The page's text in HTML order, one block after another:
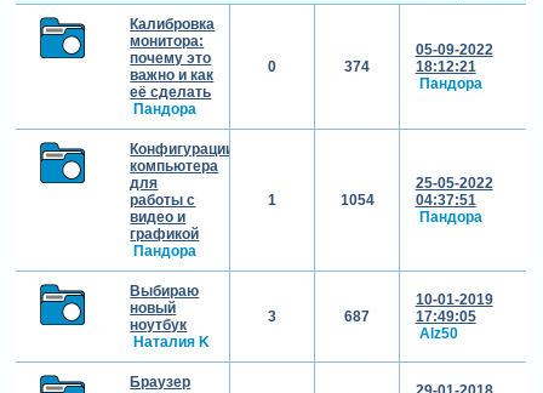
Калибровка
монитора:
почему это
важно и как
её сделать
Пандора
0 374
05-09-2022
18:12:21
Пандора
Конфигурации
компьютера
для
работы с
видео и
графикой
Пандора
1 1054
25-05-2022
04:37:51
Пандора
Выбираю
новый
ноутбук
Наталия K
3 687
10-01-2019
17:49:05
Alz50
Браузер